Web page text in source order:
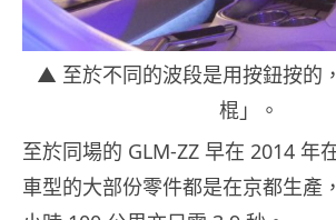
▲ 至於不同的波段是用按鈕按的
棍」。
至於同場的 GLM-ZZ 早在 2014 年
車型的大部份零件都是在京都生產